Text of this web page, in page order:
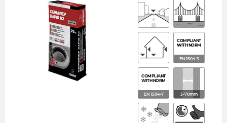
COMPLIANT
WITH NORM
EN 1504-3
COMPLIANT
WITH NORM
EN 1504-7 3-70mm